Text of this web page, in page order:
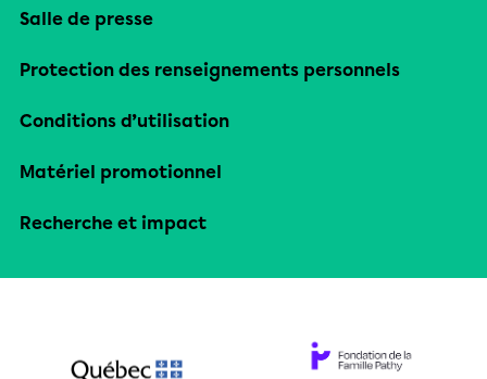
Salle de presse
Protection des renseignements personnels
Conditions d’utilisation
Matériel promotionnel
Recherche et impact